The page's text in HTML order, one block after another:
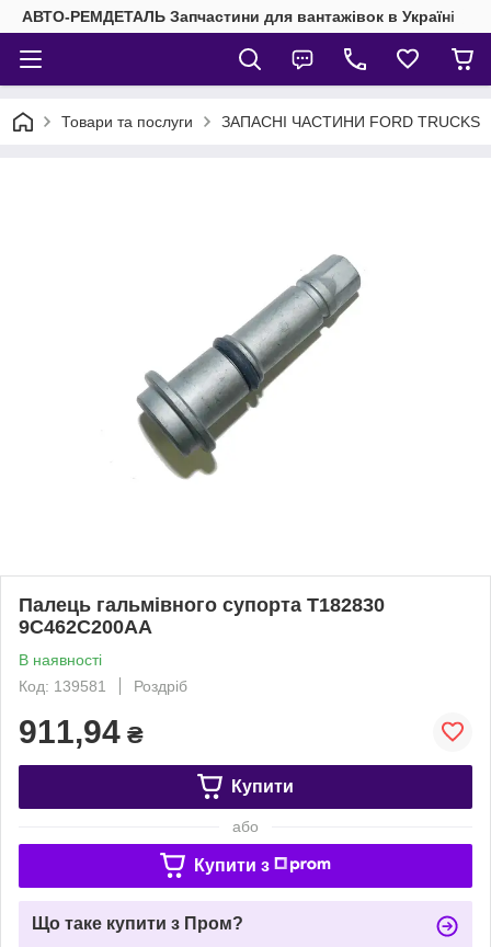
АВТО-РЕМДЕТАЛЬ Запчастини для вантажівок в Україні
Товари та послуги ЗАПАСНІ ЧАСТИНИ FORD TRUCKS
Палець гальмівного супорта T182830
9C462C200AA
В наявності
Код: 139581
Роздріб
911,94 ₴
Купити
або
Купити з
Що таке купити з Пром?